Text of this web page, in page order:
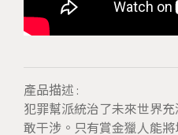
產品描述 :
犯罪幫派統治了未來世界
敢干涉。只有賞金獵人能